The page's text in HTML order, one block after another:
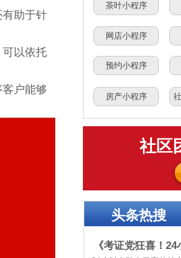
头条热搜
《考证党狂喜！
茶叶小程序
网店小程序
预约小程序
房产小程序
有助于针
以依托
户能够
社区